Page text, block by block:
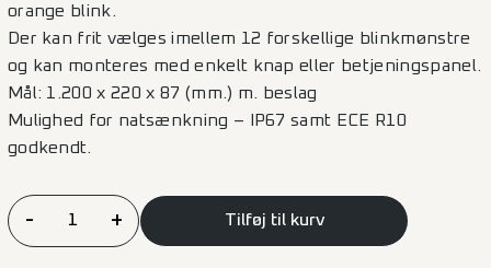
orange blink.
Der kan frit vælges imellem 12 forskellige blinkmønstre
og kan monteres med enkelt knap eller betjeningspanel.
Mål: 1.200 x 220 x 87 (mm.) m. beslag
Mulighed for natsænkning – IP67 samt ECE R10
godkendt.
VK
LED
- + Tilføj til kurv